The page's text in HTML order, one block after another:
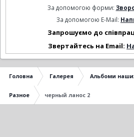
За допомогою форми:
За допомогою E-Mail:
Запрошуємо до
Звертайтесь на Email:
Головна Галерея Альбоми
Разное черный ланос 2